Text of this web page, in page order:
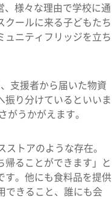
、様々な理由で学校に通
クールに来る子どもたち
ュニティフリッジを立ち
支援者から届いた物資
振り分けているといいま
うかがえます。
トアのような存在。
ることができます」と
す。他にも食料品を提供
できること、誰にも会